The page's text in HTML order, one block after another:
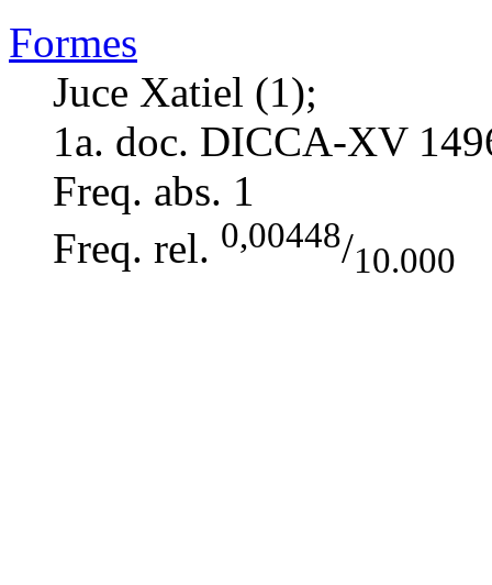
Formes
Juce Xatiel (1);
1a. doc. DICCA-XV
Freq. abs. 1
Freq. rel. 0,00448/10.000